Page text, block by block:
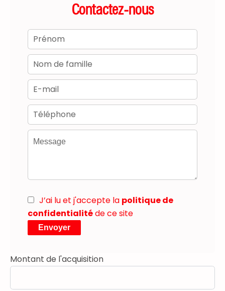
Contactez-nous
J’ai lu et j'accepte la politique de
confidentialitéde ce site
Envoyer
Montant de l'acquisition